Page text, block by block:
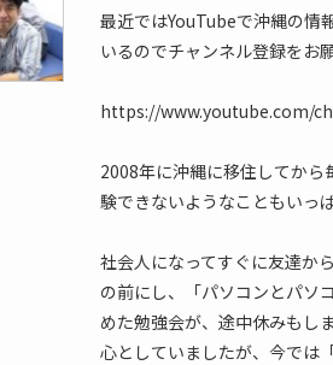
最近ではYouTubeで沖縄の情
いるのでチャンネル登録をお
https://www.youtube.com/
2008年に沖縄に移住してか
験できないようなこともいっ
社会人になってすぐに友達か
の前にし、「パソコンとパソ
めた勉強会が、途中休みもし
心としていましたが、今では